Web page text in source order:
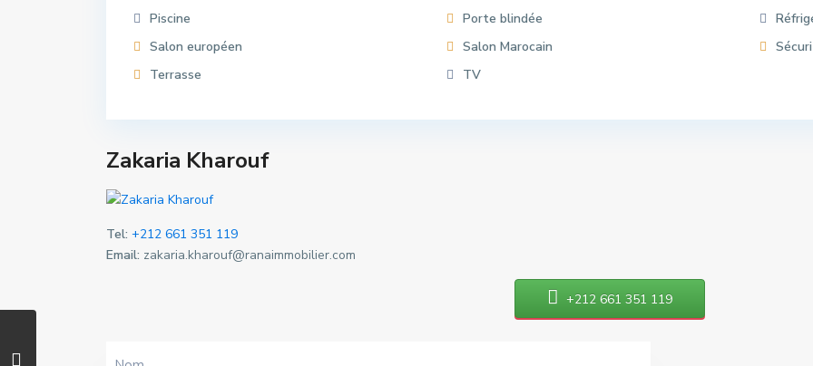
Piscine
Porte blindée
Salon européen
Salon Marocain
Terrasse
TV
Zakaria Kharouf
Tel: +212 661 351 119
Email: zakaria.kharouf@ranaimmobilier.com
+212 661 351 119